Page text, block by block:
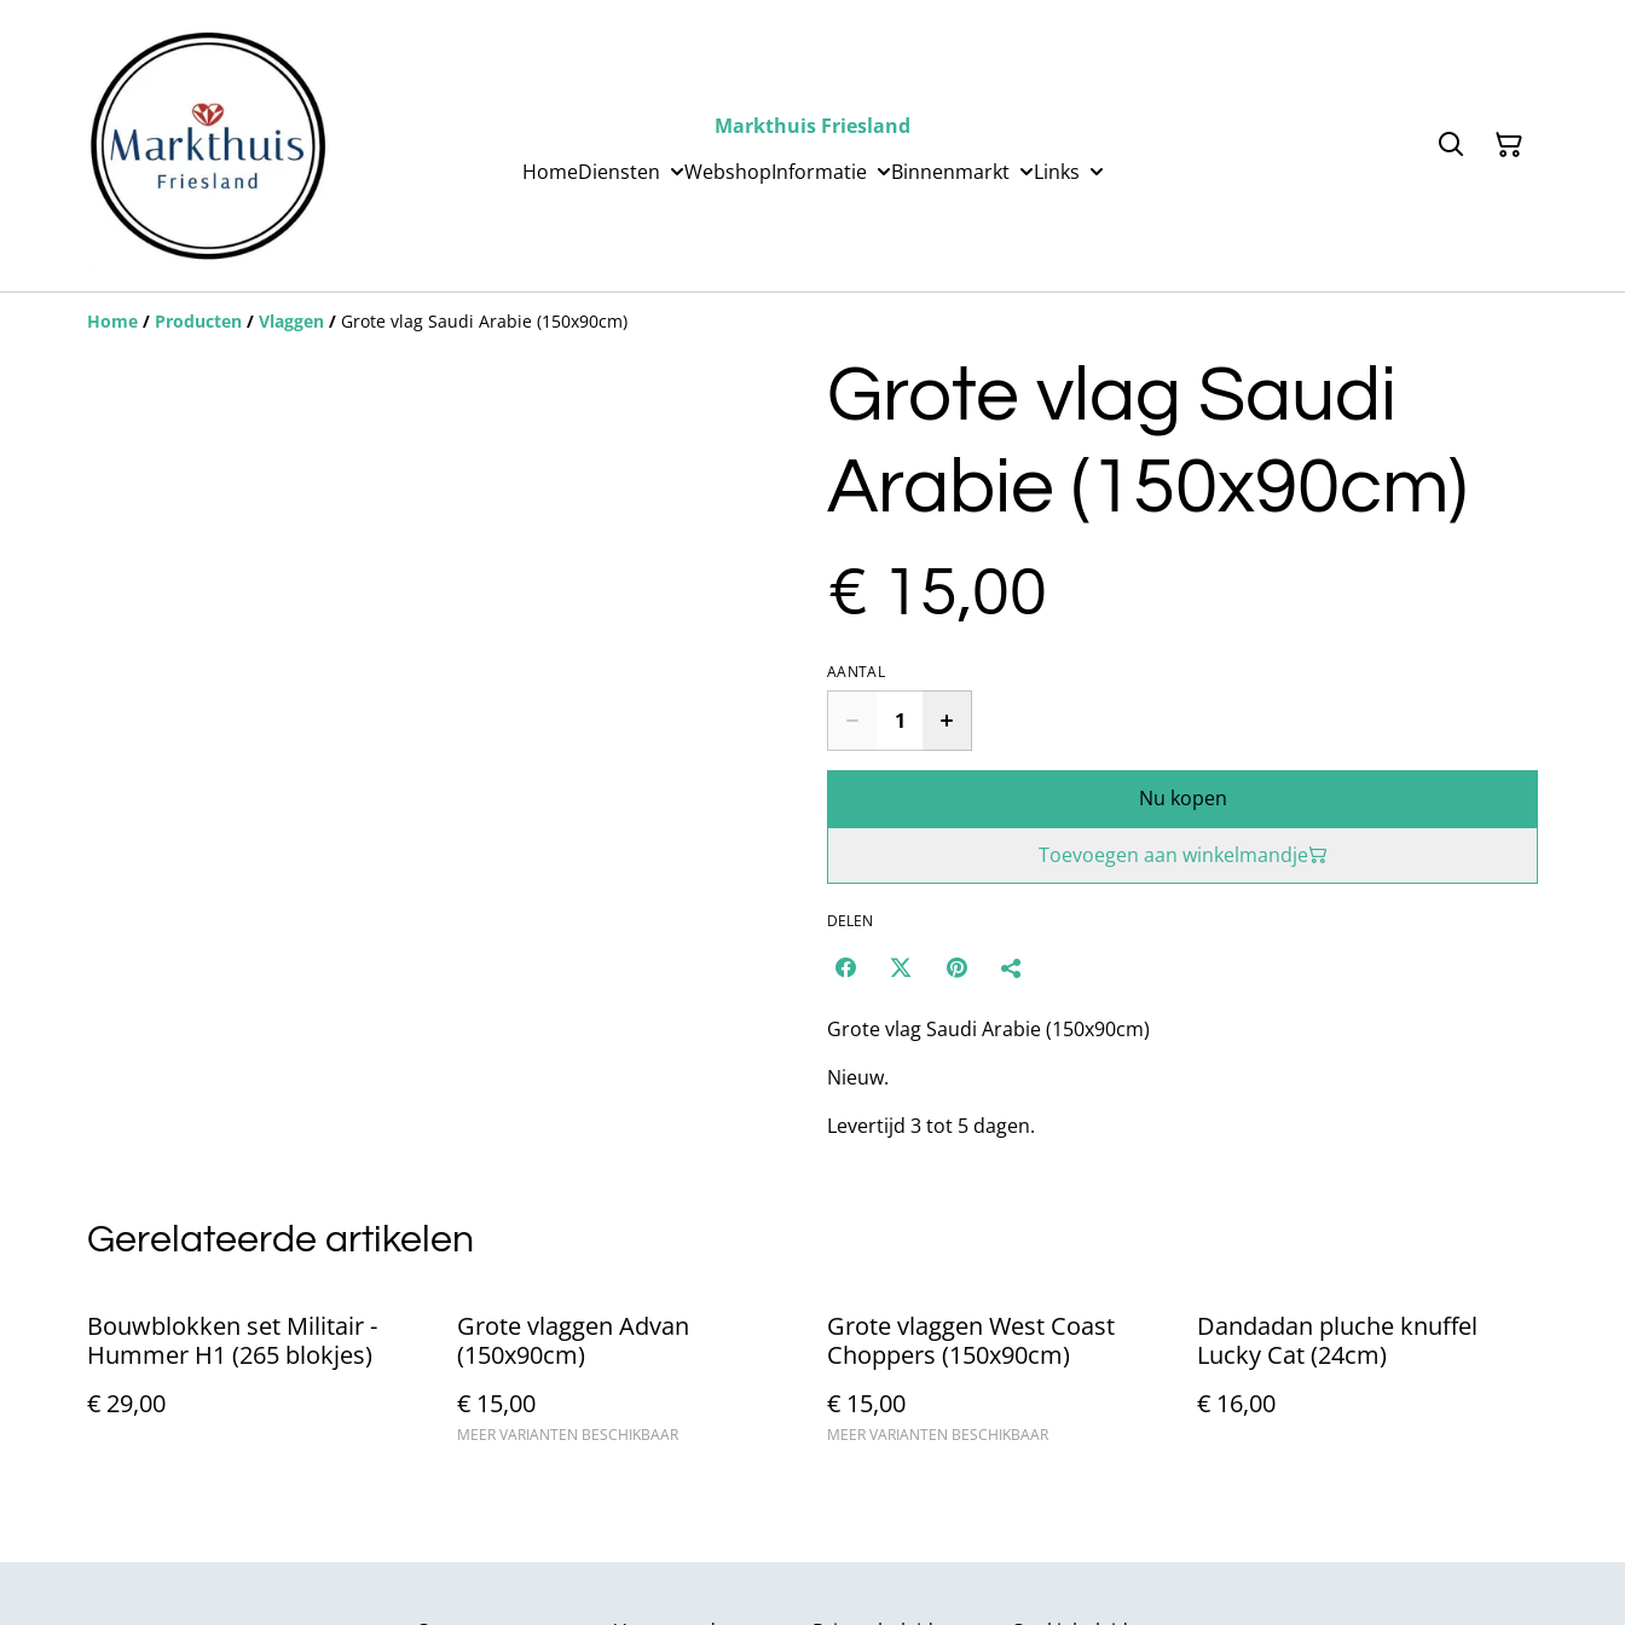
Markthuis Friesland
HomeDiensten WebshopInformatie Binnenmarkt Links
Home / Producten / Vlaggen / Grote vlag Saudi Arabie (150x90cm)
Grote vlag Saudi
Arabie (150x90cm)
€ 15,00
AANTAL
Nu kopen
Toevoegen aan winkelmandje
DELEN
Grote vlag Saudi Arabie (150x90cm)
Nieuw.
Levertijd 3 tot 5 dagen.
Gerelateerde artikelen
Bouwblokken set Militair -
Hummer H1 (265 blokjes)
€ 29,00
Grote vlaggen Advan
(150x90cm)
€ 15,00
MEER VARIANTEN BESCHIKBAAR
Grote vlaggen West Coast
Choppers (150x90cm)
€ 15,00
MEER VARIANTEN BESCHIKBAAR
Dandadan pluche knuffel
Lucky Cat (24cm)
€ 16,00